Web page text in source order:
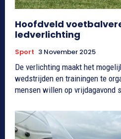
Hoofdveld
ledverlichting
Sport 3 November 2025
De verlichting maakt het
wedstrijden en trainingen te
mensen willen op vrijdagavond